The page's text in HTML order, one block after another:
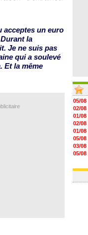
acceptes un euro
la
Je ne suis pas
qui a soulevé
Et la même
05/08
02/08
01/08
02/08
01/08
05/08
03/08
05/08
03/08